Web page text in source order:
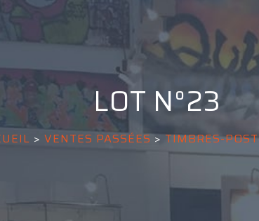
LOT N°23
> VENTES PASSÉES>TIMBRES-